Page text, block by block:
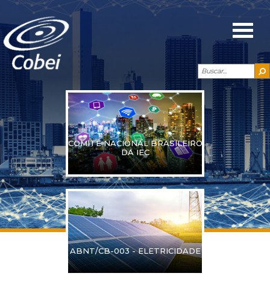
COMITÊ NACIONAL BRASILEIRO
DA IEC
ABNT/CB-003 - ELETRICIDADE